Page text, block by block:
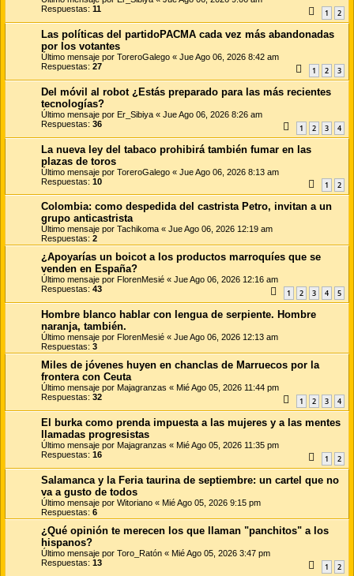
Respuestas: 11 1 2
Las políticas del partidoPACMA cada vez más abandonadas
por los votantes
Último mensaje por ToreroGalego « Jue Ago 06, 2026 8:42 am
Respuestas: 27 1 2 3
Del móvil al robot ¿Estás preparado para las más recientes
tecnologías?
Último mensaje por Er_Sibiya « Jue Ago 06, 2026 8:26 am
Respuestas: 36 1 2 3 4
La nueva ley del tabaco prohibirá también fumar en las
plazas de toros
Último mensaje por ToreroGalego « Jue Ago 06, 2026 8:13 am
Respuestas: 10 1 2
Colombia: como despedida del castrista Petro, invitan a un
grupo anticastrista
Último mensaje por Tachikoma « Jue Ago 06, 2026 12:19 am
Respuestas: 2
¿Apoyarías un boicot a los productos marroquíes que se
venden en España?
Último mensaje por FlorenMesié « Jue Ago 06, 2026 12:16 am
Respuestas: 43 1 2 3 4 5
Hombre blanco hablar con lengua de serpiente. Hombre
naranja, también.
Último mensaje por FlorenMesié « Jue Ago 06, 2026 12:13 am
Respuestas: 3
Miles de jóvenes huyen en chanclas de Marruecos por la
frontera con Ceuta
Último mensaje por Majagranzas « Mié Ago 05, 2026 11:44 pm
Respuestas: 32 1 2 3 4
El burka como prenda impuesta a las mujeres y a las mentes
llamadas progresistas
Último mensaje por Majagranzas « Mié Ago 05, 2026 11:35 pm
Respuestas: 16 1 2
Salamanca y la Feria taurina de septiembre: un cartel que no
va a gusto de todos
Último mensaje por Witoriano « Mié Ago 05, 2026 9:15 pm
Respuestas: 6
¿Qué opinión te merecen los que llaman "panchitos" a los
hispanos?
Último mensaje por Toro_Ratón « Mié Ago 05, 2026 3:47 pm
Respuestas: 13 1 2